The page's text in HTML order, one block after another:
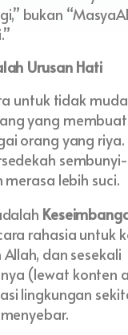
bukan
Urusan Hati
untuk tidak
yang
orang yang riya.
lebih suci.
rahasia untuk
dan sesekali
(lewat konten
lingkungan